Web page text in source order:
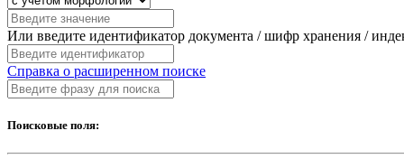
Или введите идентификатор документа / шифр хранения /
Справка о расширенном поиске
Поисковые поля: